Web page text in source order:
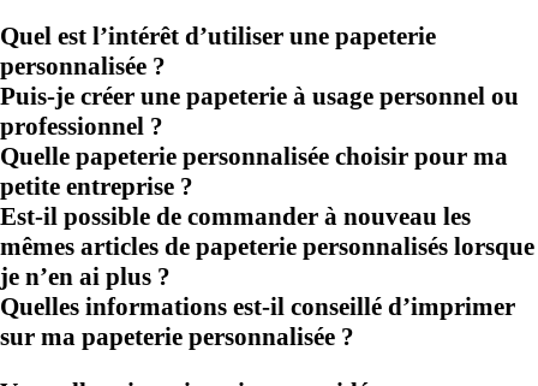
Quel est l’intérêt d’utiliser une papeterie
personnalisée ?
Puis-je créer une papeterie à usage personnel ou
professionnel ?
Quelle papeterie personnalisée choisir pour ma
petite entreprise ?
Est-il possible de commander à nouveau les
mêmes articles de papeterie personnalisés lorsque
je n’en ai plus ?
Quelles informations est-il conseillé d’imprimer
sur ma papeterie personnalisée ?